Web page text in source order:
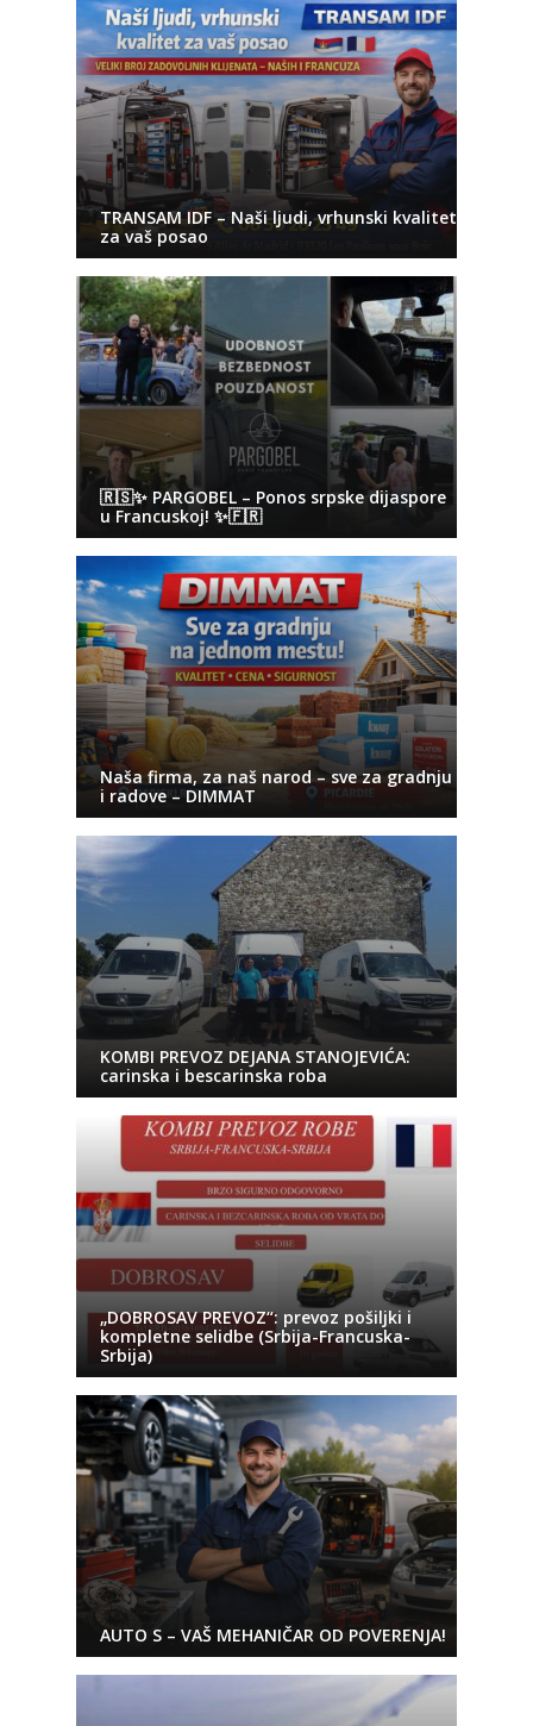
TRANSAM IDF – Naši ljudi, vrhunski kvalitet
za vaš posao
🇷🇸✨ PARGOBEL – Ponos srpske dijaspore
u Francuskoj! ✨🇫🇷
Naša firma, za naš narod – sve za gradnju
i radove – DIMMAT
KOMBI PREVOZ DEJANA STANOJEVIĆA:
carinska i bescarinska roba
„DOBROSAV PREVOZ“: prevoz pošiljki i
kompletne selidbe (Srbija-Francuska-
Srbija)
AUTO S – VAŠ MEHANIČAR OD POVERENJA!